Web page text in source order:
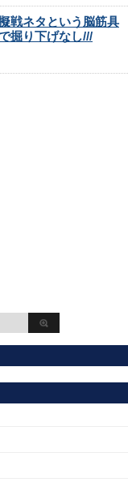
戦ネタという脳筋具
掘り下げなし///